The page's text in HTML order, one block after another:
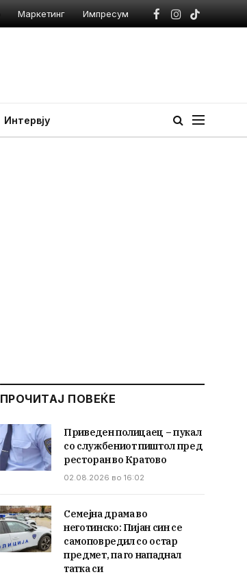
Маркетинг Импресум
Facebook
Instagram
TikTok
Интервју
ПРОЧИТАЈ ПОВЕЌЕ
Приведен полицаец – пукал
со службениот пиштол пред
ресторан во Кратово
02.08.2026 во 16:02
Семејна драма во
неготинско: Пијан син се
самоповредил со остар
предмет, па го нападнал
татка си